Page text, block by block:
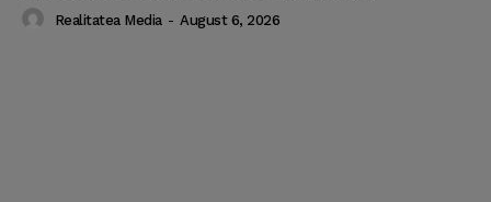
Realitatea Media - August 6, 2026